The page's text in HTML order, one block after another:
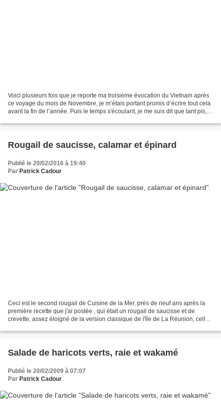
Voici plusieurs fois que je reporte ma troisième évocation du Vietnam après
ce voyage du mois de Novembre, je m’étais portant promis d’écrire tout cela
avant la fin de l’année. Puis le temps s'écoulant, je me suis dit que tant pis,
Rougail de saucisse, calamar et épinard
Publié le 20/02/2016 à 19:40
Par Patrick Cadour
Ceci est le second rougail de Cuisine de la Mer, près de neuf ans après la
première recette que j'ai postée , qui était un rougail de saucisse et de
crevette, assez éloigné de la version classique de l'île de La Réunion, celle
Salade de haricots verts, raie et wakamé
Publié le 20/02/2009 à 07:07
Par Patrick Cadour